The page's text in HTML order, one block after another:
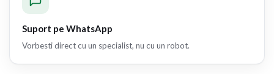
Suport pe WhatsApp
Vorbesti direct cu un specialist, nu cu un robot.